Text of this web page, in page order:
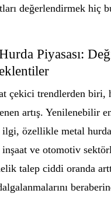
değerlendirmek hiç
Piyasası:
çekici trendlerden biri,
artış. Yenilenebilir
ilgi, özellikle metal
ve otomotiv
talep ciddi oranda